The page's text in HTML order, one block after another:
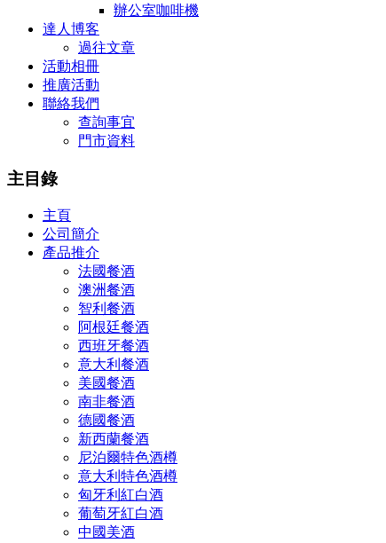
辦公室咖啡機
達人博客
過往文章
活動相冊
推廣活動
聯絡我們
查詢事宜
門市資料
主目錄
主頁
公司簡介
產品推介
法國餐酒
澳洲餐酒
智利餐酒
阿根廷餐酒
西班牙餐酒
意大利餐酒
美國餐酒
南非餐酒
德國餐酒
新西蘭餐酒
尼泊爾特色酒樽
意大利特色酒樽
匈牙利紅白酒
葡萄牙紅白酒
中國美酒